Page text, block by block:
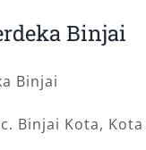
Binjai
Binjai Kota,